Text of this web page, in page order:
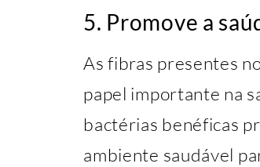
5. Promove a
As fibras presentes
papel importante na
bactérias benéficas
ambiente saudável